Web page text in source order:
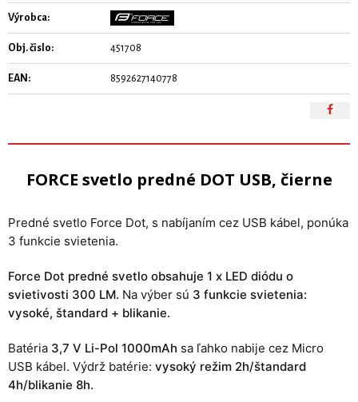
Výrobca:
Obj. čislo: 451708
EAN: 8592627140778
FORCE svetlo predné DOT USB, čierne
Predné svetlo Force Dot, s nabíjaním cez USB kábel, ponúka
3 funkcie svietenia.
Force Dot predné svetlo obsahuje 1 x LED diódu o
svietivosti 300 LM. Na výber sú 3 funkcie svietenia:
vysoké, štandard + blikanie.
Batéria 3,7 V Li-Pol 1000mAh sa ľahko nabije cez Micro
USB kábel. Výdrž batérie: vysoký režim 2h/štandard
4h/blikanie 8h.